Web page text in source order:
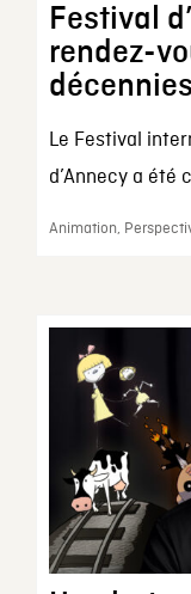
Festival
rendez-
décennies
Le Festival
d’Annecy a été
Animation,